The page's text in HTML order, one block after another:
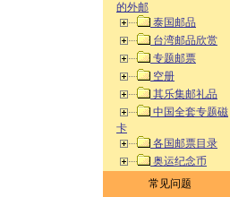
的外邮
泰国邮品
台湾邮品欣赏
专题邮票
空册
其乐集邮礼品
中国全套专题磁
卡
各国邮票目录
奥运纪念币
常见问题